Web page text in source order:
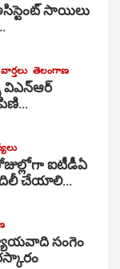
సాయిలు
తెలంగాణ
విఎన్ఆర్
ఐటీడీఏ
బదిలీ చేయాలి…
సంగెం